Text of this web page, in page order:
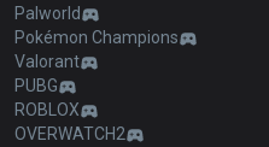
Palworld
Pokémon Champions
Valorant
PUBG
ROBLOX
OVERWATCH2